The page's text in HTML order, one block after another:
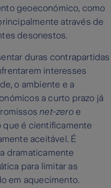
geoeconómico, como
através de
desonestos.
duras contrapartidas
interesses
o ambiente e a
a curto prazo já
net-zeroe
que é cientificamente
aceitável. É
dramaticamente
para limitar as
em aquecimento.